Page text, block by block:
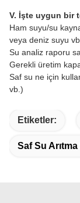
V. İşte uygun bir
Ham suyu/su
veya deniz suyu
Su analiz raporu
Gerekli üretim
Saf su ne için
vb.)
Etiketler:
Saf Su